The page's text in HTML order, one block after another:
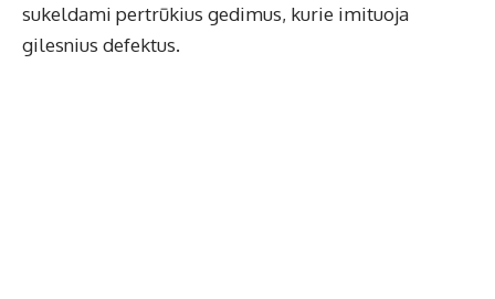
sukeldami pertrūkius gedimus, kurie imituoja
gilesnius defektus.